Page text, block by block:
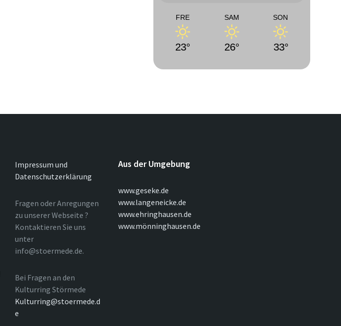
FRE
23°
SAM
26°
SON
33°
Impressum und
Datenschutzerklärung
Fragen oder Anregungen
zu unserer Webseite ?
Kontaktieren Sie uns
unter
info@stoermede.de.
Bei Fragen an den
Kulturring Störmede
Kulturring@stoermede.d
e
Aus der Umgebung
www.geseke.de
www.langeneicke.de
www.ehringhausen.de
www.mönninghausen.de